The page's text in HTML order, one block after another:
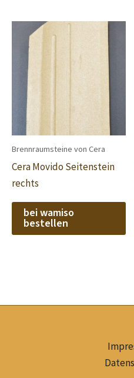
Brennraumsteine von Cera
Cera Movido Seitenstein
rechts
bei wamiso
bestellen